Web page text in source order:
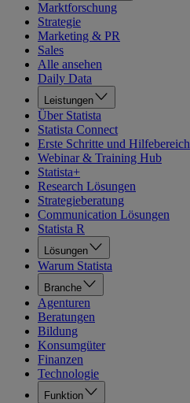
Marktforschung
Strategie
Marketing & PR
Sales
Alle ansehen
Daily Data
Leistungen
Über Statista
Statista Connect
Erste Schritte und Hilfebereich
Webinar & Training Hub
Statista+
Research Lösungen
Strategieberatung
Communication Lösungen
Statista R
Lösungen
Warum Statista
Branche
Agenturen
Beratungen
Bildung
Konsumgüter
Finanzen
Technologie
Funktion